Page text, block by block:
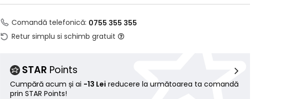
Comandă telefonică: 0755 355 355
Retur simplu si schimb gratuit
STAR Points
Cumpără acum și ai -13 Lei reducere la următoarea ta comandă
prin STAR Points!